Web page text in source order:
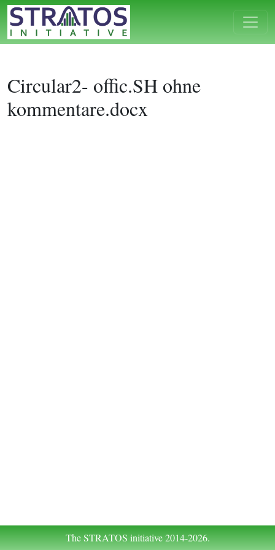
Circular2- offic.SH ohne
kommentare.docx
The STRATOS initiative 2014-2026.